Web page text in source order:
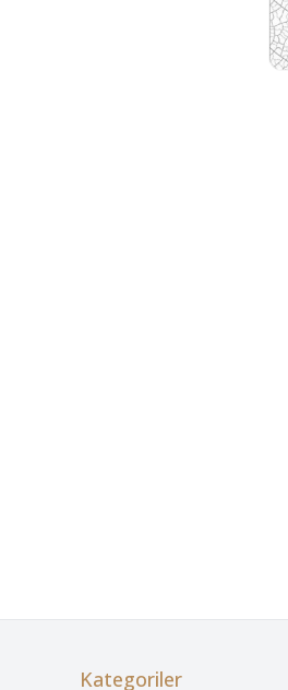
Kategoriler